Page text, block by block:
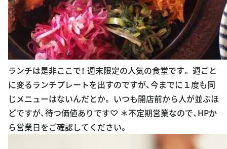
ランチは是非ここで！ 週末限定の人気の食堂です。 週ごと
に変るランチプレートを出すのですが、今までに１度も同
じメニューはないんだとか。 いつも開店前から人が並ぶほ
どですが、待つ価値ありです♡ ＊不定期営業なので、HPか
ら営業日をご確認してください。